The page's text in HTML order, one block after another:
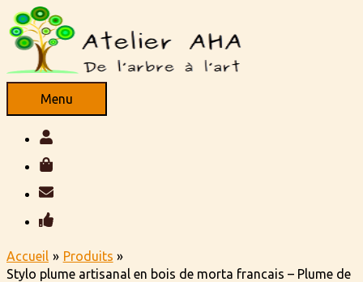
Aller
au
contenu
Menu
Menu
Accueil
Produits
Stylo plume artisanal en bois de morta francais – Plume de